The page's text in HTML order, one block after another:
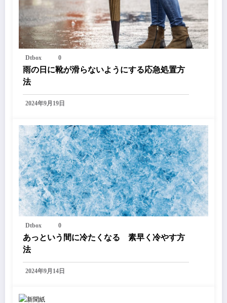
Dtbox 0
雨の日に靴が滑らないようにする応急処置方
法
2024年9月19日
Dtbox 0
あっという間に冷たくなる 素早く冷やす方
法
2024年9月14日